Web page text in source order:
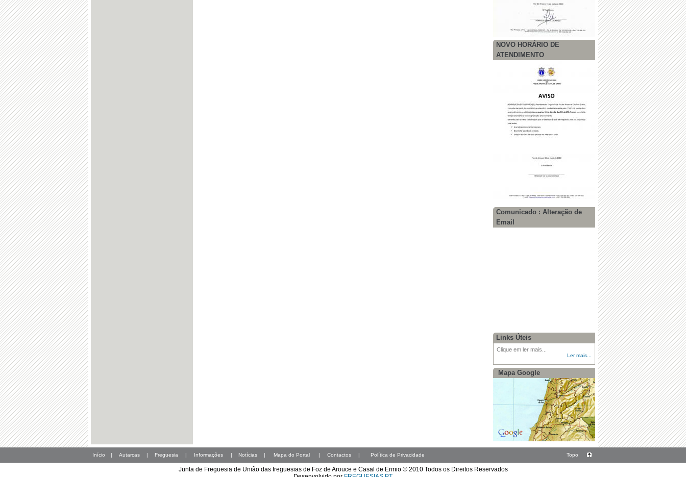
NOVO HORÁRIO DE
ATENDIMENTO
Comunicado : Alteração de
Email
Links Úteis
Clique em ler mais...
Ler mais...
Mapa Google
Início | Autarcas | Freguesia | Informações | Notícias | Mapa do Portal | Contactos | Política de Privacidade Topo
Junta de Freguesia de União das freguesias de Foz de Arouce e Casal de Ermio © 2010 Todos os Direitos Reservados